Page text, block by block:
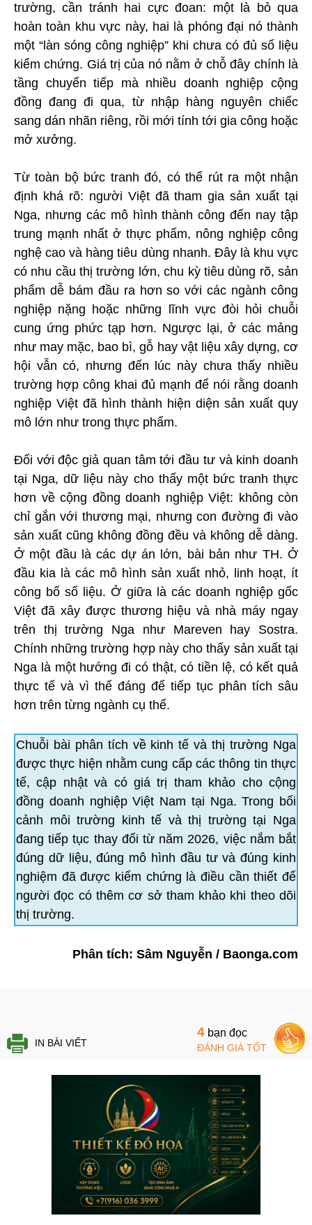
trường, cần tránh hai cực đoan: một là bỏ qua
hoàn toàn khu vực này, hai là phóng đại nó thành
một “làn sóng công nghiệp” khi chưa có đủ số liệu
kiểm chứng. Giá trị của nó nằm ở chỗ đây chính là
tầng chuyển tiếp mà nhiều doanh nghiệp cộng
đồng đang đi qua, từ nhập hàng nguyên chiếc
sang dán nhãn riêng, rồi mới tính tới gia công hoặc
mở xưởng.
Từ toàn bộ bức tranh đó, có thể rút ra một nhận
định khá rõ: người Việt đã tham gia sản xuất tại
Nga, nhưng các mô hình thành công đến nay tập
trung mạnh nhất ở thực phẩm, nông nghiệp công
nghệ cao và hàng tiêu dùng nhanh. Đây là khu vực
có nhu cầu thị trường lớn, chu kỳ tiêu dùng rõ, sản
phẩm dễ bám đầu ra hơn so với các ngành công
nghiệp nặng hoặc những lĩnh vực đòi hỏi chuỗi
cung ứng phức tạp hơn. Ngược lại, ở các mảng
như may mặc, bao bì, gỗ hay vật liệu xây dựng, cơ
hội vẫn có, nhưng đến lúc này chưa thấy nhiều
trường hợp công khai đủ mạnh để nói rằng doanh
nghiệp Việt đã hình thành hiện diện sản xuất quy
mô lớn như trong thực phẩm.
Đối với độc giả quan tâm tới đầu tư và kinh doanh
tại Nga, dữ liệu này cho thấy một bức tranh thực
hơn về cộng đồng doanh nghiệp Việt: không còn
chỉ gắn với thương mại, nhưng con đường đi vào
sản xuất cũng không đồng đều và không dễ dàng.
Ở một đầu là các dự án lớn, bài bản như TH. Ở
đầu kia là các mô hình sản xuất nhỏ, linh hoạt, ít
công bố số liệu. Ở giữa là các doanh nghiệp gốc
Việt đã xây được thương hiệu và nhà máy ngay
trên thị trường Nga như Mareven hay Sostra.
Chính những trường hợp này cho thấy sản xuất tại
Nga là một hướng đi có thật, có tiền lệ, có kết quả
thực tế và vì thế đáng để tiếp tục phân tích sâu
hơn trên từng ngành cụ thể.
Chuỗi bài phân tích về kinh tế và thị trường Nga
được thực hiện nhằm cung cấp các thông tin thực
tế, cập nhật và có giá trị tham khảo cho cộng
đồng doanh nghiệp Việt Nam tại Nga. Trong bối
cảnh môi trường kinh tế và thị trường tại Nga
đang tiếp tục thay đổi từ năm 2026, việc nắm bắt
đúng dữ liệu, đúng mô hình đầu tư và đúng kinh
nghiệm đã được kiểm chứng là điều cần thiết để
người đọc có thêm cơ sở tham khảo khi theo dõi
thị trường.
Phân tích: Sâm Nguyễn / Baonga.com
IN BÀI VIẾT
4 bạn đọc
ĐÁNH GIÁ TỐT